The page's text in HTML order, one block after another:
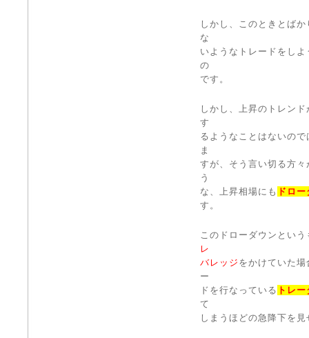
しかし、このときとば
な
いようなトレードをし
の
です。
しかし、上昇のトレン
す
るようなことはないの
ま
すが、そう言い切る方
う
な、上昇相場にも ドロ
す。
このドローダウンとい
レ
バレッジ をかけていた
ー
ドを行なっている トレ
て
しまうほどの急降下を